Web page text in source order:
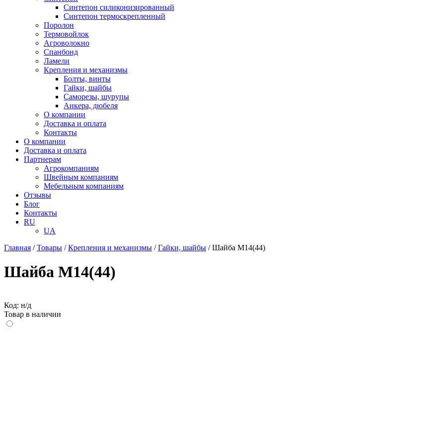
Синтепон силиконизированный
Синтепон термоскрепленный
Поролон
Термовойлок
Агроволокно
Спанбонд
Ламели
Крепления и механизмы
Болты, винты
Гайки, шайбы
Саморезы, шурупы
Анкера, дюбеля
О компании
Доставка и оплата
Контакты
О компании
Доставка и оплата
Партнерам
Агрокомпаниям
Швейным компаниям
Мебельным компаниям
Отзывы
Блог
Контакты
RU
UA
Главная /Товары /Крепления и механизмы /Гайки, шайбы /Шайба М14(44)
Шайба М14(44)
Код: н/д
Товар в наличии